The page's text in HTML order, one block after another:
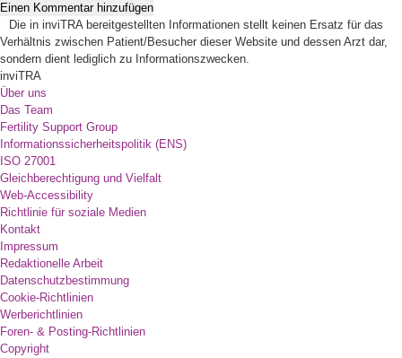
Einen Kommentar hinzufügen
Die in inviTRA bereitgestellten Informationen stellt keinen Ersatz für das
Verhältnis zwischen Patient/Besucher dieser Website und dessen Arzt dar,
sondern dient lediglich zu Informationszwecken.
inviTRA
Über uns
Das Team
Fertility Support Group
Informationssicherheitspolitik (ENS)
ISO 27001
Gleichberechtigung und Vielfalt
Web-Accessibility
Richtlinie für soziale Medien
Kontakt
Impressum
Redaktionelle Arbeit
Datenschutzbestimmung
Cookie-Richtlinien
Werberichtlinien
Foren- & Posting-Richtlinien
Copyright